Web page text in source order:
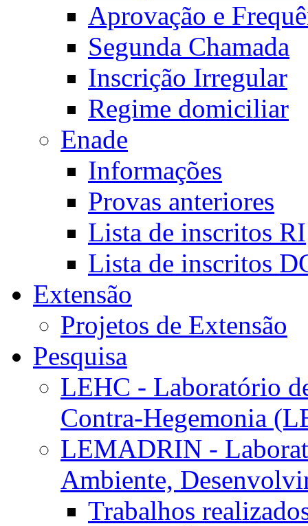
Aprovação e
Segunda Chamada
Inscrição Irregular
Regime domiciliar
Enade
Informações
Provas anteriores
Lista de inscritos RI
Lista de inscritos
Extensão
Projetos de Extensão
Pesquisa
LEHC - Laboratório
Contra-Hegemonia
LEMADRIN -
Ambiente,
Trabalhos